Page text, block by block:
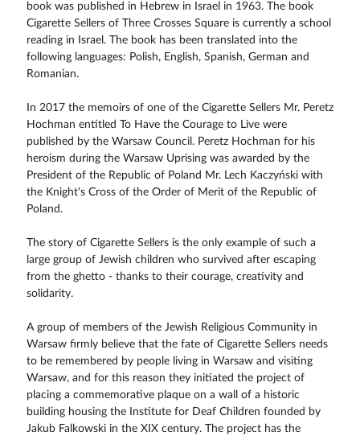
book was published in Hebrew in Israel in 1963. The book
Cigarette Sellers of Three Crosses Square is currently a school
reading in Israel. The book has been translated into the
following languages: Polish, English, Spanish, German and
Romanian.
In 2017 the memoirs of one of the Cigarette Sellers Mr. Peretz
Hochman entitled To Have the Courage to Live were
published by the Warsaw Council. Peretz Hochman for his
heroism during the Warsaw Uprising was awarded by the
President of the Republic of Poland Mr. Lech Kaczyński with
the Knight's Cross of the Order of Merit of the Republic of
Poland.
The story of Cigarette Sellers is the only example of such a
large group of Jewish children who survived after escaping
from the ghetto - thanks to their courage, creativity and
solidarity.
A group of members of the Jewish Religious Community in
Warsaw firmly believe that the fate of Cigarette Sellers needs
to be remembered by people living in Warsaw and visiting
Warsaw, and for this reason they initiated the project of
placing a commemorative plaque on a wall of a historic
building housing the Institute for Deaf Children founded by
Jakub Falkowski in the XIX century. The project has the